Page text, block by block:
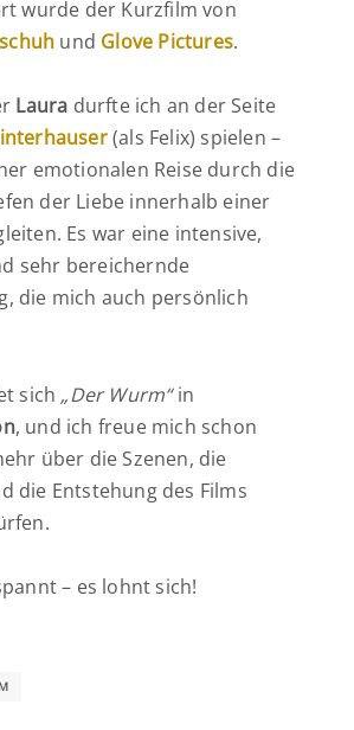
wurde der Kurzfilm von
und Glove Pictures.
Laura durfte ich an der Seite
(als Felix) spielen –
emotionalen Reise durch die
der Liebe innerhalb einer
Es war eine intensive,
sehr bereichernde
die mich auch persönlich
sich „Der Wurm“in
, und ich freue mich schon
über die Szenen, die
die Entstehung des Films
– es lohnt sich!